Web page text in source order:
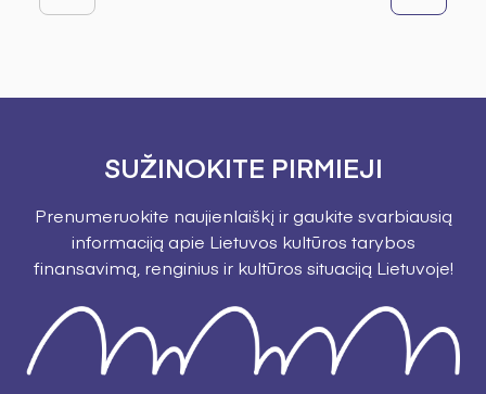
SUŽINOKITE PIRMIEJI
Prenumeruokite naujienlaiškį ir gaukite svarbiausią
informaciją apie Lietuvos kultūros tarybos
finansavimą, renginius ir kultūros situaciją Lietuvoje!